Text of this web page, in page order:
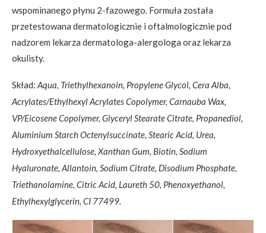
wspominanego płynu 2-fazowego. Formuła została
przetestowana dermatologicznie i oftalmologicznie pod
nadzorem lekarza dermatologa-alergologa oraz lekarza
okulisty.
Skład: Aqua, Triethylhexanoin, Propylene Glycol, Cera Alba,
Acrylates/Ethylhexyl Acrylates Copolymer, Carnauba Wax,
VP/Eicosene Copolymer, Glyceryl Stearate Citrate, Propanediol,
Aluminium Starch Octenylsuccinate, Stearic Acid, Urea,
Hydroxyethalcellulose, Xanthan Gum, Biotin, Sodium
Hyaluronate, Allantoin, Sodium Citrate, Disodium Phosphate,
Triethanolamine, Citric Acid, Laureth 50, Phenoxyethanol,
Ethylhexylglycerin, CI 77499.